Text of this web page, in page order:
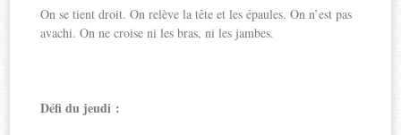
On se tient droit. On relève la tête et les épaules. On n’est pas
avachi. On ne croise ni les bras, ni les jambes.
Défi du jeudi :